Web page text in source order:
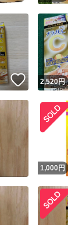
いいね！
2,520円
1,000 円